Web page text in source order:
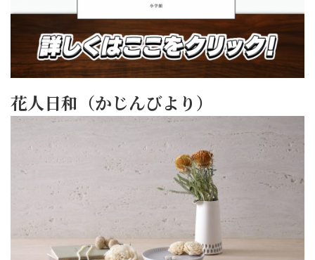
花人日和（かじんびより）